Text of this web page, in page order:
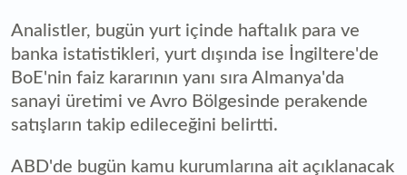
Analistler, bugün yurt içinde haftalık para ve
banka istatistikleri, yurt dışında ise İngiltere'de
BoE'nin faiz kararının yanı sıra Almanya'da
sanayi üretimi ve Avro Bölgesinde perakende
satışların takip edileceğini belirtti.
ABD'de bugün kamu kurumlarına ait açıklanacak